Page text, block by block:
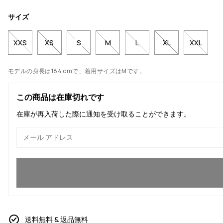
サイズ
XXS XS S M L XL XXL
モデルの身長は184 cmで、着用サイズはMです。
この商品は在庫切れです
在庫が再入荷した際に通知を受け取ることができます。
送料無料 & 返品無料